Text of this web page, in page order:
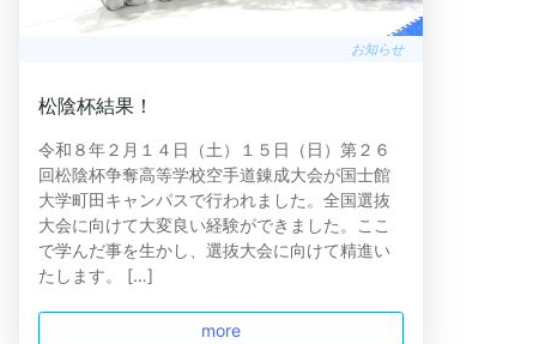
お知らせ
松陰杯結果！
令和８年２月１４日（土）１５日（日）第２６
回松陰杯争奪高等学校空手道錬成大会が国士館
大学町田キャンパスで行われました。全国選抜
大会に向けて大変良い経験ができました。ここ
で学んだ事を生かし、選抜大会に向けて精進い
たします。 […]
more